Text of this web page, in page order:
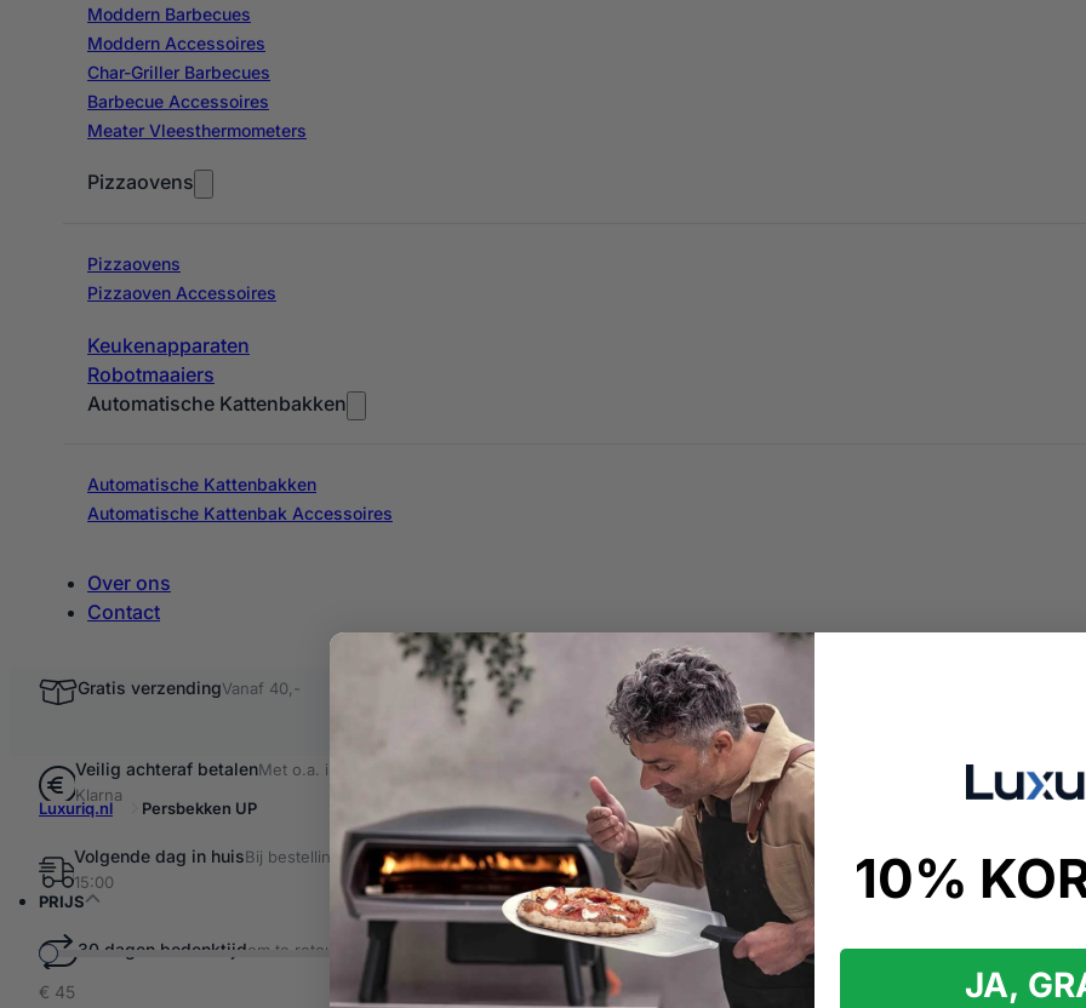
Moddern Barbecues
Moddern Accessoires
Char-Griller Barbecues
Barbecue Accessoires
Meater Vleesthermometers
Pizzaovens
Pizzaovens
Pizzaoven Accessoires
Keukenapparaten
Robotmaaiers
Automatische Kattenbakken
Automatische Kattenbakken
Automatische Kattenbak Accessoires
Over ons
Contact
Gratis verzendingVanaf 40,-
Veilig achteraf betalenMet o.a. iDEAL &
Klarna
Volgende dag in huisBij bestellingen voor
15:00
30 dagen bedenktijdom te retourneren
Luxuriq.nl Persbekken UP
Filter resultaten
PRIJS
€ 45
Persbekken UPkopen
1 product gevonden
10%
JA,